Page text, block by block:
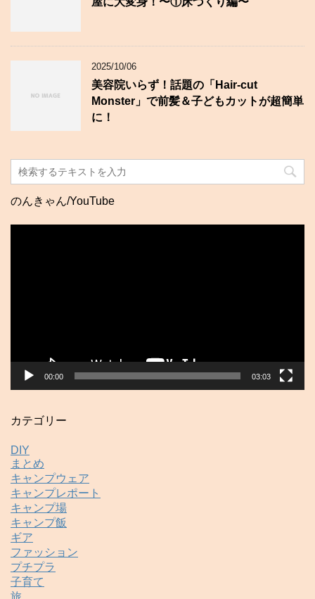
2025/10/06
美容院いらず！話題の「Hair-cut
Monster」で前髪＆子どもカットが超簡単
に！
のんきゃん/YouTube
00:00 03:03
カテゴリー
DIY
まとめ
キャンプウェア
キャンプレポート
キャンプ場
キャンプ飯
ギア
ファッション
プチプラ
子育て